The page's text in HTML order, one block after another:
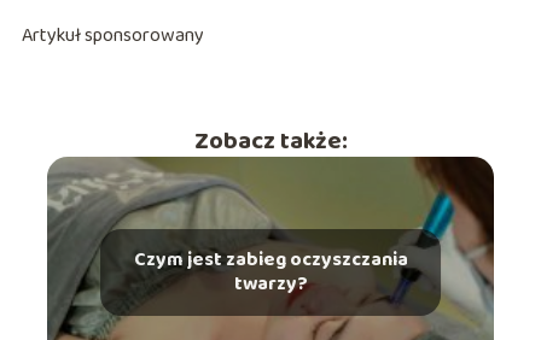
Artykuł sponsorowany
Zobacz także:
Czym jest zabieg oczyszczania
twarzy?